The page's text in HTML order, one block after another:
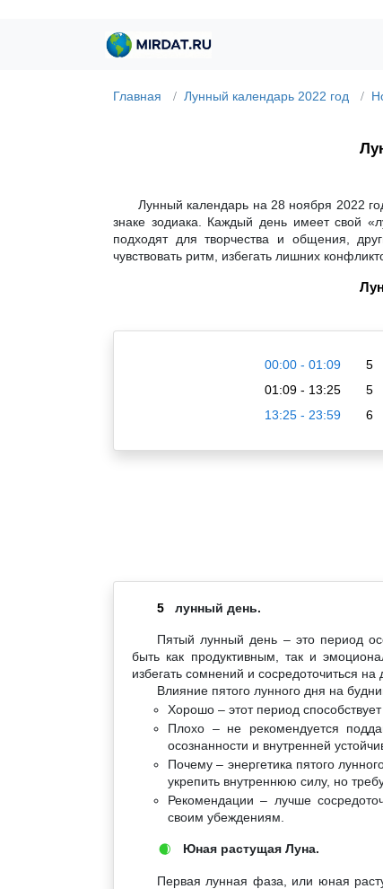
Главная Лунный календарь 2022 год
Лунный календарь на 28 ноября 2022
знаке зодиака. Каждый день имеет свой
подходят для творчества и общения,
чувствовать ритм, избегать лишних
00:00 - 01:09 5
01:09 - 13:25
5
13:25 - 23:59
6
5 лунный день.
Пятый лунный день – это период
быть как продуктивным, так и
избегать сомнений и сосредоточиться на
Влияние пятого лунного дня на
Хорошо – этот период
Плохо – не рекомендуется
осознанности и внутренней
Почему – энергетика пятого
укрепить внутреннюю силу, но
Рекомендации – лучше
своим убеждениям.
🌒 Юная растущая Луна.
Первая лунная фаза, или юная